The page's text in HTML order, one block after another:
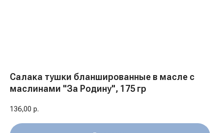
Салака тушки бланшированные в масле с
маслинами "За Родину", 175 гр
136,00 р.